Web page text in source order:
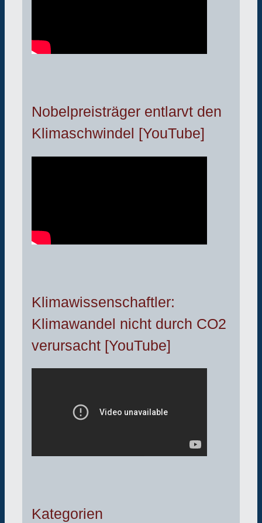
Nobelpreisträger entlarvt den
Klimaschwindel [YouTube]
Klimawissenschaftler:
Klimawandel nicht durch CO2
verursacht [YouTube]
Kategorien